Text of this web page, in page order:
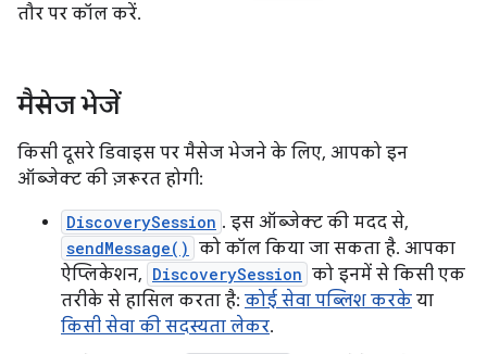
तौर पर कॉल करें.
मैसेज भेजें
किसी दूसरे डिवाइस पर मैसेज भेजने के लिए, आपको इन
ऑब्जेक्ट की ज़रूरत होगी:
DiscoverySession . इस ऑब्जेक्ट की मदद से,
sendMessage() को कॉल किया जा सकता है. आपका
ऐप्लिकेशन, DiscoverySession को इनमें से किसी एक
तरीके से हासिल करता है: कोई सेवा पब्लिश करके या
किसी सेवा की सदस्यता लेकर.